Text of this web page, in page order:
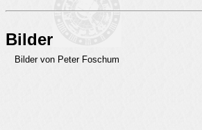
Bilder
Bilder von Peter Foschum